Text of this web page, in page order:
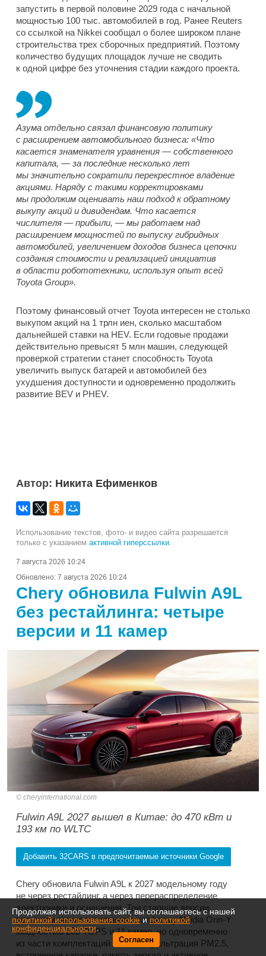
запустить в первой половине 2029 года с начальной
мощностью 100 тыс. автомобилей в год. Ранее Reuters
со ссылкой на Nikkei сообщал о более широком плане
строительства трех сборочных предприятий. Поэтому
количество будущих площадок лучше не сводить
к одной цифре без уточнения стадии каждого проекта.
Азума отдельно связал финансовую политику
с расширением автомобильного бизнеса: «Что
касается знаменателя уравнения — собственного
капитала, — за последние несколько лет
мы значительно сократили перекрестное владение
акциями. Наряду с такими корректировками
мы продолжим оценивать наш подход к обратному
выкупу акций и дивидендам. Что касается
числителя — прибыли, — мы работаем над
расширением мощностей по выпуску гибридных
автомобилей, увеличением доходов бизнеса цепочки
создания стоимости и реализацией инициатив
в области робототехники, используя опыт всей
Toyota Group».
Поэтому финансовый отчет Toyota интересен не столько
выкупом акций на 1 трлн иен, сколько масштабом
дальнейшей ставки на HEV. Если годовые продажи
действительно превысят 5 млн машин, следующей
проверкой стратегии станет способность Toyota
увеличить выпуск батарей и автомобилей без
ухудшения доступности и одновременно продолжить
развитие BEV и PHEV.
Автор: Никита Ефименков
Использование текстов, фото- и видео сайта разрешается
только с указанием активной гиперссылки
7 августа 2026 10:24
Обновлено: 7 августа 2026 10:24
Chery обновила Fulwin A9L
без рестайлинга: четыре
версии и 11 камер
cheryinternational.com
Fulwin A9L 2027 вышел в Китае: до 470 кВт и
193 км по WLTC
Добавить 32CARS в предпочитаемые источники Google
Chery обновила Fulwin A9L к 2027 модельному году
не через рестайлинг, а через перераспределение
электроники и оснащения. Три старшие версии
получили вычислительную платформу Nvidia Orin-Y
мощностью 200 TOPS и 11 камер, но одновременно
из части комплектаций исчезли фильтрация PM2.5,
Продолжая использовать сайт, вы соглашаетесь с нашей
политикой использования cookieиполитикой
конфиденциальности.
Согласен